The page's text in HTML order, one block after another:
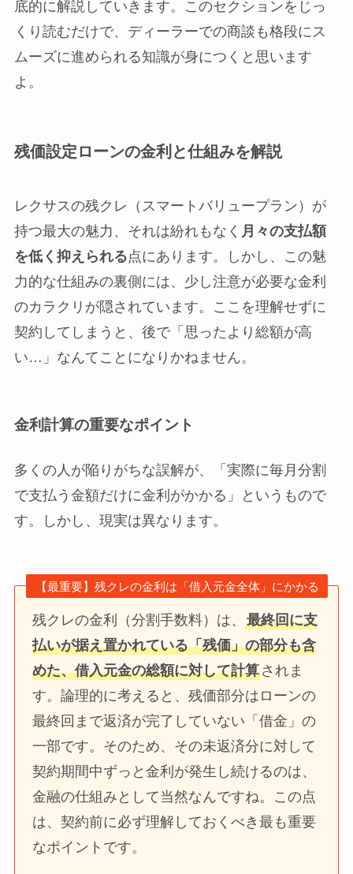
底的に解説していきます。このセクションをじっ
くり読むだけで、ディーラーでの商談も格段にス
ムーズに進められる知識が身につくと思います
よ。
残価設定ローンの金利と仕組みを解説
レクサスの残クレ（スマートバリュープラン）が
持つ最大の魅力、それは紛れもなく 月々の支払額
を低く抑えられる点にあります。しかし、この魅
力的な仕組みの裏側には、少し注意が必要な金利
のカラクリが隠されています。ここを理解せずに
契約してしまうと、後で「思ったより総額が高
い…」なんてことになりかねません。
金利計算の重要なポイント
多くの人が陥りがちな誤解が、「実際に毎月分割
で支払う金額だけに金利がかかる」というもので
す。しかし、現実は異なります。
【最重要】残クレの金利は「借入元金全体」にかかる
残クレの金利（分割手数料）は、最終回に支
払いが据え置かれている「残価」の部分も含
めた、借入元金の総額に対して計算されま
す。論理的に考えると、残価部分はローンの
最終回まで返済が完了していない「借金」の
一部です。そのため、その未返済分に対して
契約期間中ずっと金利が発生し続けるのは、
金融の仕組みとして当然なんですね。この点
は、契約前に必ず理解しておくべき最も重要
なポイントです。